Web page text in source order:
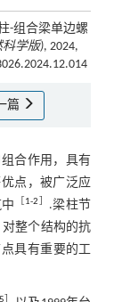
-组合梁单边螺
学版), 2024,
篇
合作用，具有
点，被广泛应
1-2
.梁柱节
整个结构的抗
具有重要的工
5